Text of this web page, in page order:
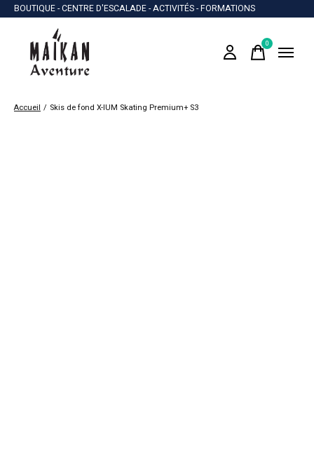
BOUTIQUE - CENTRE D'ESCALADE - ACTIVITÉS - FORMATIONS
0items
Accueil / Skis de fond X-IUM Skating Premium+ S3